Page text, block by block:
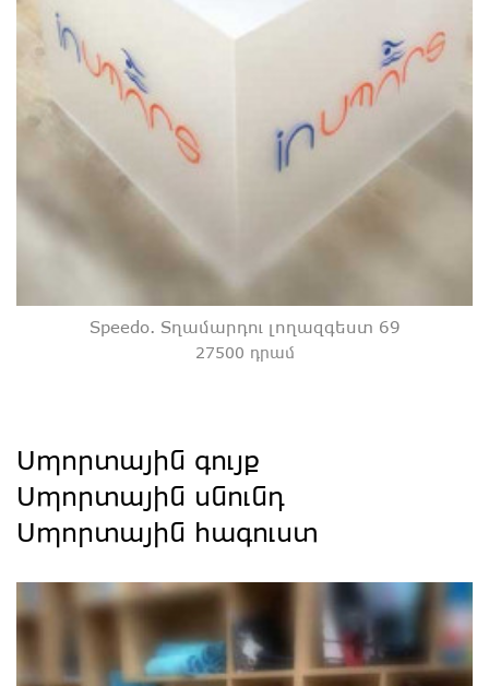
Speedo. Տղամարդու լողազգեստ 69
27500 դրամ
Սպորտային գույք
Սպորտային սնունդ
Սպորտային հագուստ